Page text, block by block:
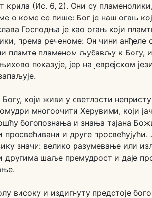
(Ис. 6, 2). Они су
о коме се пише: Бог је наш огањ
Господња је као огањ који
према реченоме: Он чини анђеле
пламте пламеном љубављу к Богу,
показује, јер на јеврејском
који живи у светлости
многоочити Херувими, који
богопознања и знања тајана
и друге
значи: велико разумевање или
другима шаље премудрост и даје
високу и издигнуту предстоје